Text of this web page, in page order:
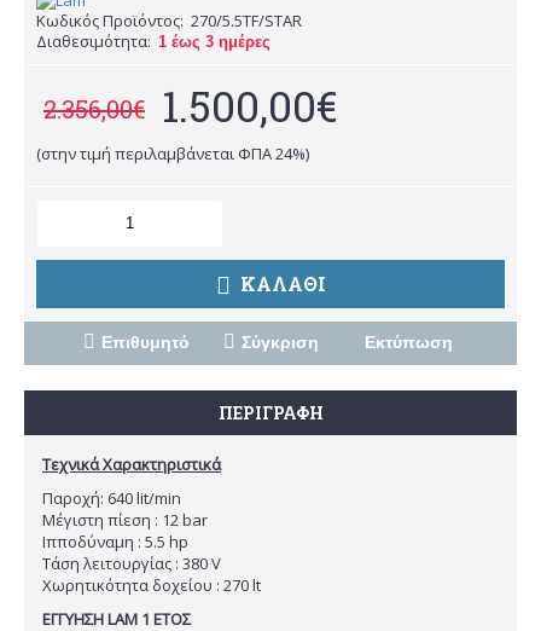
Κωδικός Προϊόντος: 270/5.5TF/STAR
Διαθεσιμότητα: 1 έως 3 ημέρες
2.356,00€ 1.500,00€
(στην τιμή περιλαμβάνεται ΦΠΑ 24%)
ΚΑΛΆΘΙ
Επιθυμητό Σύγκριση Εκτύπωση
ΠΕΡΙΓΡΑΦΉ
Τεχνικά Χαρακτηριστικά
Παροχή: 640 lit/min
Μέγιστη πίεση : 12 bar
Ιπποδύναμη : 5.5 hp
Τάση λειτουργίας : 380 V
Χωρητικότητα δοχείου : 270 lt
ΕΓΓΥΗΣΗ LAM 1 ΕΤΟΣ